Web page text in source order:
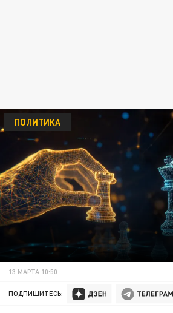
ПОЛИТИКА
13 МАРТА 10:50
ПОДПИШИТЕСЬ: